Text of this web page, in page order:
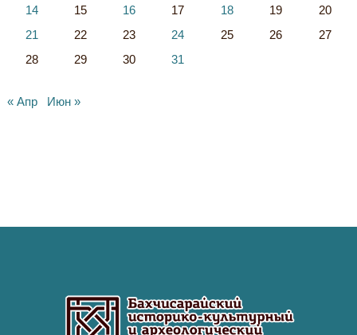
14
15 16 17 18 19
20
21
22 23 24 25 26
27
28
29 30 31
« Апр Июн »